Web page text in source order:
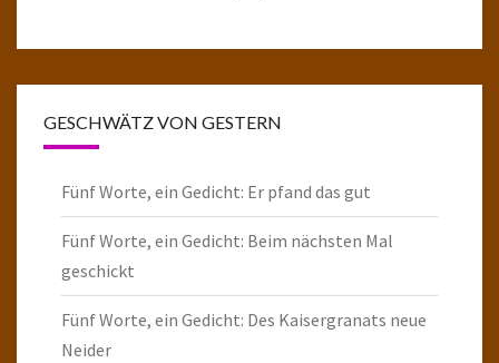
GESCHWÄTZ VON GESTERN
Fünf Worte, ein Gedicht: Er pfand das gut
Fünf Worte, ein Gedicht: Beim nächsten Mal
geschickt
Fünf Worte, ein Gedicht: Des Kaisergranats neue
Neider